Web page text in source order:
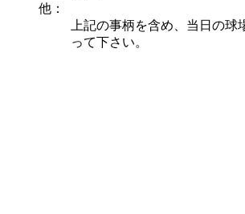
他：
上記の事柄を含め、当日の球
って下さい。